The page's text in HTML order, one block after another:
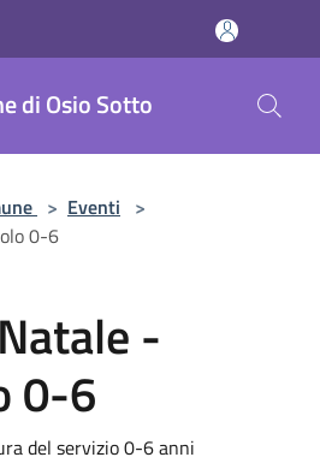
di Osio Sotto
> Eventi >
0-6
-
0-6
del servizio 0-6 anni